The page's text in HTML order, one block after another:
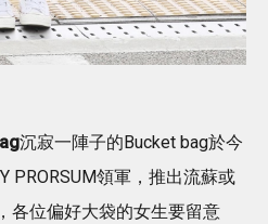
沉寂一陣子的Bucket bag於今
PRORSUM領軍，推出流蘇或
各位偏好大袋的女生要留意